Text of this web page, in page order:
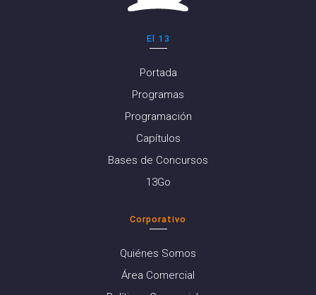
El 13
Portada
Programas
Programación
Capítulos
Bases de Concursos
13Go
Corporativo
Quiénes Somos
Área Comercial